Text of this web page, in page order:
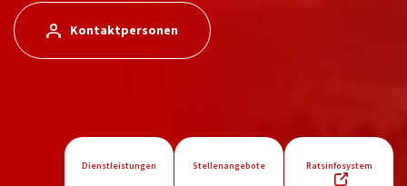
Kontaktpersonen
Dienstleistungen Stellenangebote Ratsinfosystem